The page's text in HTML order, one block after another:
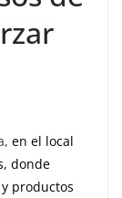
en el local
donde
productos